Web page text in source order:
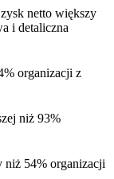
netto większy
i detaliczna
organizacji z
niż 93%
niż 54% organizacji